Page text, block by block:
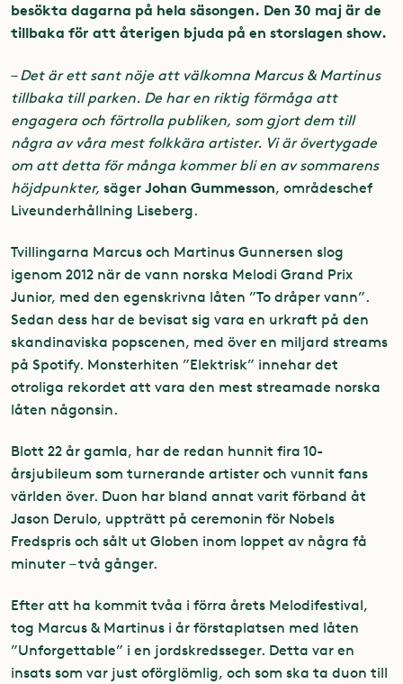
besökta dagarna på hela säsongen. Den 30 maj är de
tillbaka för att återigen bjuda på en storslagen show.
–Det är ett sant nöje att välkomna Marcus & Martinus
tillbaka till parken. De har en riktig förmåga att
engagera och förtrolla publiken, som gjort dem till
några av våra mest folkkära artister. Vi är övertygade
om att detta för många kommer bli en av sommarens
höjdpunkter, säger Johan Gummesson, områdeschef
Liveunderhållning Liseberg.
Tvillingarna Marcus och Martinus Gunnersen slog
igenom 2012 när de vann norska Melodi Grand Prix
Junior, med den egenskrivna låten ”To dråper vann”.
Sedan dess har de bevisat sig vara en urkraft på den
skandinaviska popscenen, med över en miljard streams
på Spotify. Monsterhiten ”Elektrisk” innehar det
otroliga rekordet att vara den mest streamade norska
låten någonsin.
Blott 22 år gamla, har de redan hunnit fira 10-
årsjubileum som turnerande artister och vunnit fans
världen över. Duon har bland annat varit förband åt
Jason Derulo, uppträtt på ceremonin för Nobels
Fredspris och sålt ut Globen inom loppet av några få
minuter – två gånger.
Efter att ha kommit tvåa i förra årets Melodifestival,
tog Marcus & Martinus i år förstaplatsen med låten
”Unforgettable” i en jordskredsseger. Detta var en
insats som var just oförglömlig, och som ska ta duon till